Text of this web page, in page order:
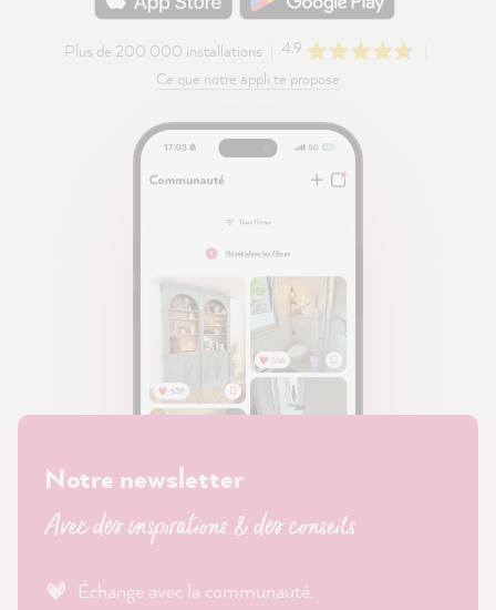
Plus de 200 000 installations
4.9
Ce que notre appli te propose
Notre newsletter
Avec des inspirations & des conseils
Échange avec la communauté.